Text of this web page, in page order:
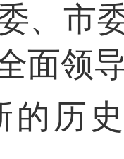
、市
面领
的历